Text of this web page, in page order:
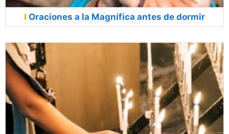
Oraciones a la Magnífica antes de dormir